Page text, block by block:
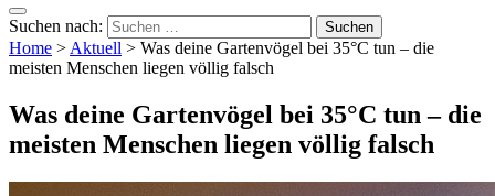
Suchen nach:
Home >Aktuell > Was deine Gartenvögel bei 35°C tun – die
meisten Menschen liegen völlig falsch
Was deine Gartenvögel bei 35°C tun – die
meisten Menschen liegen völlig falsch